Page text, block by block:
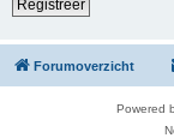
Registreer
Forumoverzicht
Powered